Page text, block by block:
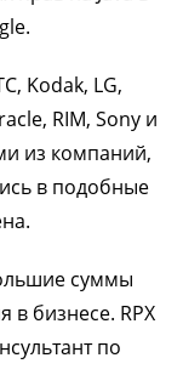
Kodak, LG,
RIM, Sony и
из компаний,
в подобные
суммы
в бизнесе. RPX
по